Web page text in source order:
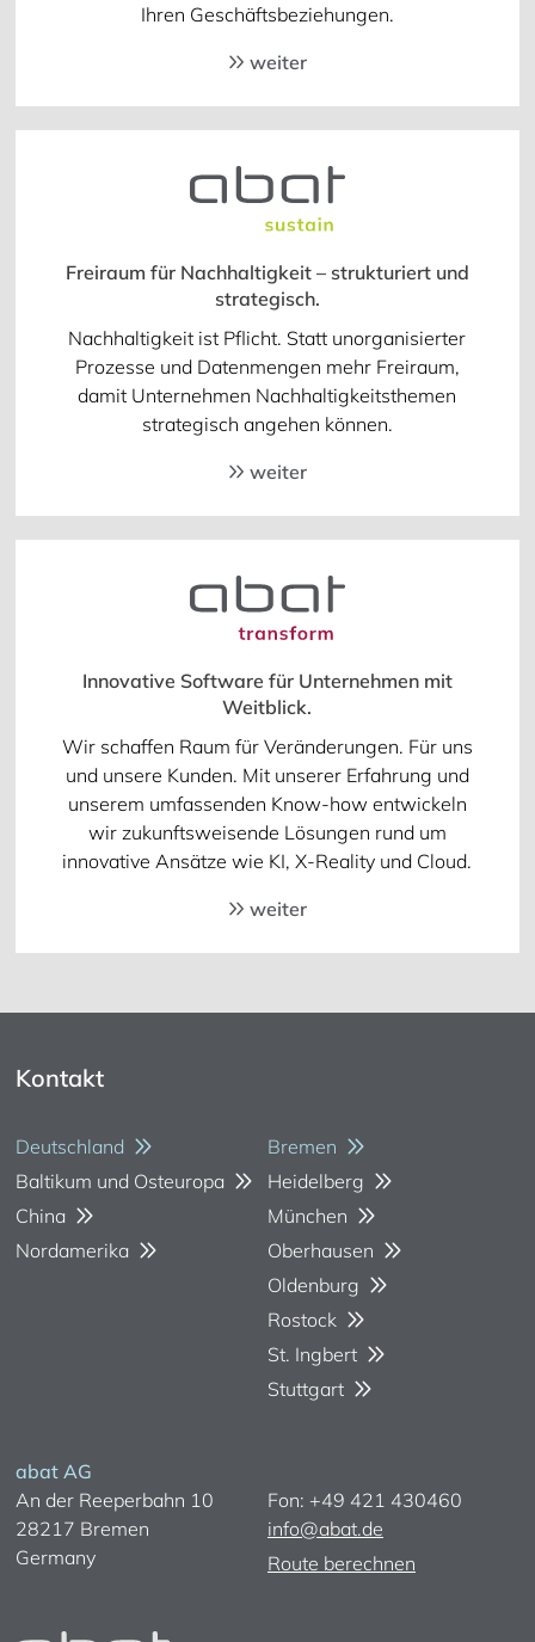
Ihren Geschäftsbeziehungen.
weiter
Freiraum für Nachhaltigkeit – strukturiert und
strategisch.
Nachhaltigkeit ist Pflicht. Statt unorganisierter
Prozesse und Datenmengen mehr Freiraum,
damit Unternehmen Nachhaltigkeitsthemen
strategisch angehen können.
weiter
Innovative Software für Unternehmen mit
Weitblick.
Wir schaffen Raum für Veränderungen. Für uns
und unsere Kunden. Mit unserer Erfahrung und
unserem umfassenden Know-how entwickeln
wir zukunftsweisende Lösungen rund um
innovative Ansätze wie KI, X-Reality und Cloud.
weiter
Kontakt
Deutschland
Baltikum und Osteuropa
China
Nordamerika
Bremen
Heidelberg
München
Oberhausen
Oldenburg
Rostock
St. Ingbert
Stuttgart
abat AG
An der Reeperbahn 10
28217 Bremen
Germany
Fon: +49 421 430460
info@abat.de
Route berechnen